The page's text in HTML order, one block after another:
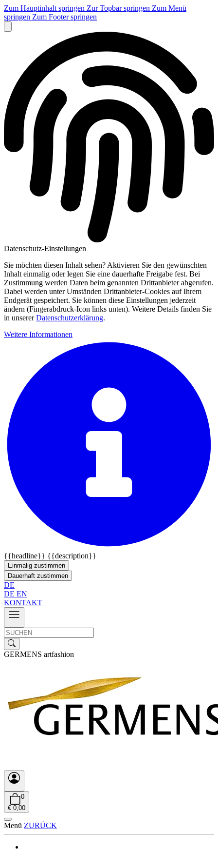
Zum Hauptinhalt springen Zur Topbar springen Zum Menü
springen Zum Footer springen
Datenschutz-Einstellungen
Sie möchten diesen Inhalt sehen? Aktivieren Sie den gewünschten
Inhalt einmalig oder legen Sie eine dauerhafte Freigabe fest. Bei
Zustimmung werden Daten beim genannten Drittanbieter abgerufen.
Dabei werden unter Umständen Drittanbieter-Cookies auf Ihrem
Endgerät gespeichert. Sie können diese Einstellungen jederzeit
ändern (Fingerabdruck-Icon links unten). Weitere Details finden Sie
in unsererDatenschutzerklärung.
Weitere Informationen
{{headline}} {{description}}
Einmalig zustimmen
Dauerhaft zustimmen
DE
DE EN
KONTAKT
GERMENS artfashion
0
€ 0,00
Menü ZURÜCK